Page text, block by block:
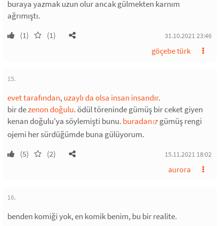
buraya yazmak uzun olur ancak gülmekten karnım
ağrımıştı.
(1) (1) 31.10.2021 23:46
göçebe türk
15.
evet tarafından,uzaylı da olsa insan insandır.
bir dezenon doğulu. ödül töreninde gümüş bir ceket giyen
kenan doğulu'ya söylemişti bunu. buradan
gümüş rengi
ojemi her sürdüğümde buna gülüyorum.
(5) (2) 15.11.2021 18:02
aurora
16.
benden komiği yok, en komik benim, bu bir realite.